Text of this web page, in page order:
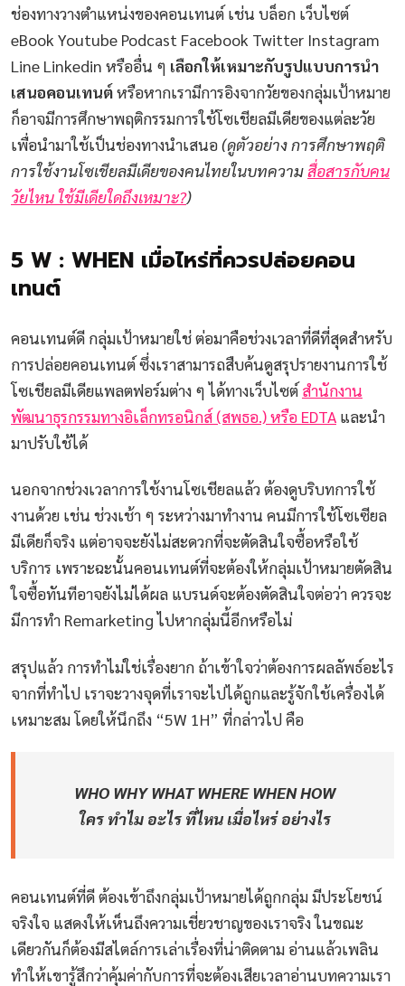
ช่องทางวางตำแหน่งของคอนเทนต์ เช่น บล็อก เว็บไซต์
eBook Youtube Podcast Facebook Twitter Instagram
Line Linkedin หรืออื่น ๆ เลือกให้เหมาะกับรูปแบบการนำ
เสนอคอนเทนต์หรือหากเรามีการอิงจากวัยของกลุ่มเป้าหมาย
ก็อาจมีการศึกษาพฤติกรรมการใช้โซเชียลมีเดียของแต่ละวัย
เพื่อนำมาใช้เป็นช่องทางนำเสนอ(ดูตัวอย่าง การศึกษาพฤติ
การใช้งานโซเชียลมีเดียของคนไทยในบทความ สื่อสารกับคน
วัยไหน ใช้มีเดียใดถึงเหมาะ?)
5 W : WHEN เมื่อไหร่ที่ควรปล่อยคอน
เทนต์
คอนเทนต์ดี กลุ่มเป้าหมายใช่ ต่อมาคือช่วงเวลาที่ดีที่สุดสำหรับ
การปล่อยคอนเทนต์ ซึ่งเราสามารถสืบค้นดูสรุปรายงานการใช้
โซเชียลมีเดียแพลตฟอร์มต่าง ๆ ได้ทางเว็บไซต์สำนักงาน
พัฒนาธุรกรรมทางอิเล็กทรอนิกส์ (สพธอ.) หรือ EDTA และนำ
มาปรับใช้ได้
นอกจากช่วงเวลาการใช้งานโซเชียลแล้ว ต้องดูบริบทการใช้
งานด้วย เช่น ช่วงเช้า ๆ ระหว่างมาทำงาน คนมีการใช้โซเซียล
มีเดียก็จริง แต่อาจจะยังไม่สะดวกที่จะตัดสินใจซื้อหรือใช้
บริการ เพราะฉะนั้นคอนเทนต์ที่จะต้องให้กลุ่มเป้าหมายตัดสิน
ใจซื้อทันทีอาจยังไม่ได้ผล แบรนด์จะต้องตัดสินใจต่อว่า ควรจะ
มีการทำ Remarketing ไปหากลุ่มนี้อีกหรือไม่
สรุปแล้ว การทำไม่ใช่เรื่องยาก ถ้าเข้าใจว่าต้องการผลลัพธ์อะไร
จากที่ทำไป เราจะวางจุดที่เราจะไปได้ถูกและรู้จักใช้เครื่องได้
เหมาะสม โดยให้นึกถึง “5W 1H” ที่กล่าวไป คือ
WHO WHY WHAT WHERE WHEN HOW
ใคร ทำไม อะไร ที่ไหน เมื่อไหร่ อย่างไร
คอนเทนต์ที่ดี ต้องเข้าถึงกลุ่มเป้าหมายได้ถูกกลุ่ม มีประโยชน์
จริงใจ แสดงให้เห็นถึงความเชี่ยวชาญของเราจริง ในขณะ
เดียวกันก็ต้องมีสไตล์การเล่าเรื่องที่น่าติดตาม อ่านแล้วเพลิน
ทำให้เขารู้สึกว่าคุ้มค่ากับการที่จะต้องเสียเวลาอ่านบทความเรา